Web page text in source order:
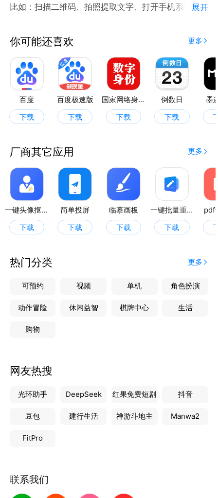
比如：扫描二维码、拍照提取文字、打开手机系统设置
展开
你可能还喜欢 更多
百度
下载
百度极速版
下载
国家网络身份认证
下载
倒数日
下载
墨
厂商其它应用 更多
一键头像抠图
下载
简单投屏
下载
临摹画板
下载
一键批量重命名
下载
pdf
热门分类 更多
可预约 视频 单机 角色扮演
动作冒险 休闲益智 棋牌中心 生活
购物
网友热搜
光环助手 DeepSeek 红果免费短剧 抖音
豆包 建行生活 禅游斗地主 Manwa2
FitPro
联系我们